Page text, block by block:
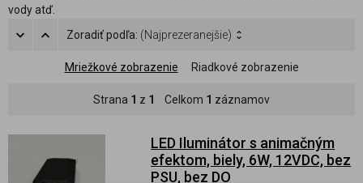
vody atď.
Zoradiť podľa: (Najprezeranejšie)
Mriežkové zobrazenie Riadkové zobrazenie
Strana 1 z 1 Celkom 1 záznamov
LED Iluminátor s animačným
efektom, biely, 6W, 12VDC, bez
PSU, bez DO